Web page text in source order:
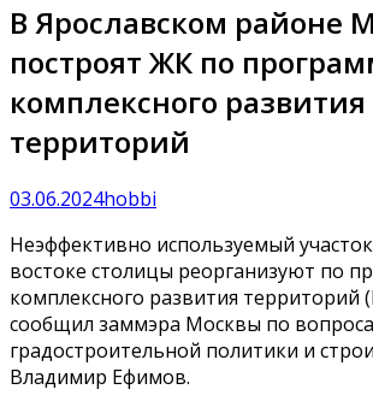
В Ярославском районе
построят ЖК по
комплексного развития
территорий
03.06.2024hobbi
Неэффективно используемый
востоке столицы реорганизуют по
комплексного развития территорий
сообщил заммэра Москвы по
градостроительной политики и
Владимир Ефимов.